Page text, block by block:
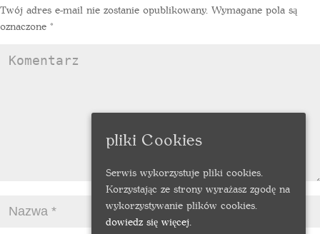
Twój adres e-mail nie zostanie opublikowany. Wymagane pola są
oznaczone *
pliki Cookies
Serwis wykorzystuje pliki cookies.
Korzystając ze strony wyrażasz zgodę na
wykorzystywanie plików cookies.
dowiedz się więcej.